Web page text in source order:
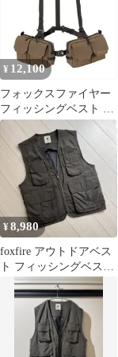
¥ 12,100
フォックスファイヤー
フィッシングベスト リ
バースカウトRSパック
ベスト カーキ
¥8,980
foxfire アウトドアベス
ト フィッシングベスト
多機能ポケット